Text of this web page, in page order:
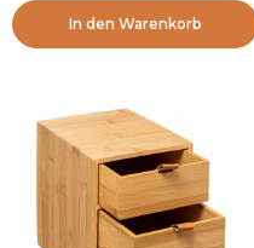
In den Warenkorb